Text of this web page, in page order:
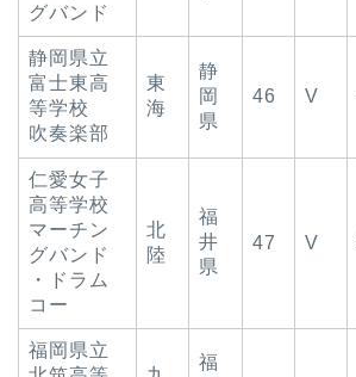
グバンド
静岡県立
富士東高
等学校
吹奏楽部
東
海
静
岡
県
46 V
仁愛女子
高等学校
マーチン
グバンド
・ドラム
コー
北
陸
福
井
県
47 V
福岡県立
福